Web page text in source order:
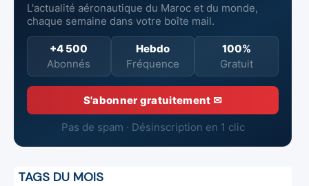
L'actualité aéronautique du Maroc et du monde,
chaque semaine dans votre boîte mail.
+4 500
Abonnés
Hebdo
Fréquence
100%
Gratuit
S'abonner gratuitement ✉
Pas de spam · Désinscription en 1 clic
TAGS DU MOIS